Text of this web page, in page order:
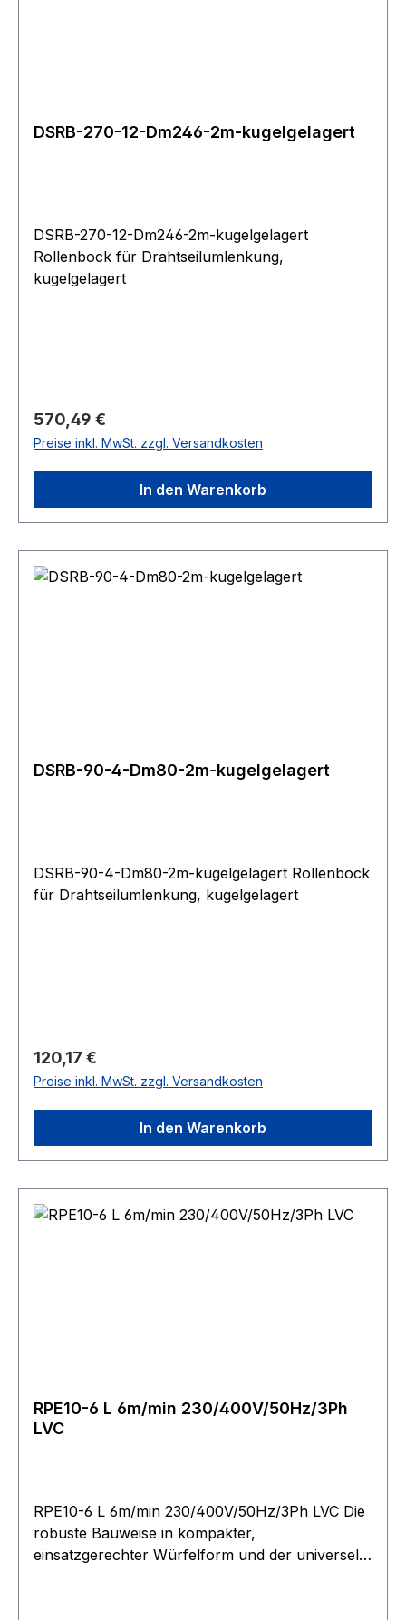
DSRB-270-12-Dm246-2m-kugelgelagert
DSRB-270-12-Dm246-2m-kugelgelagert
Rollenbock für Drahtseilumlenkung,
kugelgelagert
Regulärer Preis:
570,49 €
Preise inkl. MwSt. zzgl. Versandkosten
In den Warenkorb
DSRB-90-4-Dm80-2m-kugelgelagert
DSRB-90-4-Dm80-2m-kugelgelagert Rollenbock
für Drahtseilumlenkung, kugelgelagert
Regulärer Preis:
120,17 €
Preise inkl. MwSt. zzgl. Versandkosten
In den Warenkorb
RPE10-6 L 6m/min 230/400V/50Hz/3Ph
LVC
RPE10-6 L 6m/min 230/400V/50Hz/3Ph LVC Die
robuste Bauweise in kompakter,
einsatzgerechter Würfelform und der universelle